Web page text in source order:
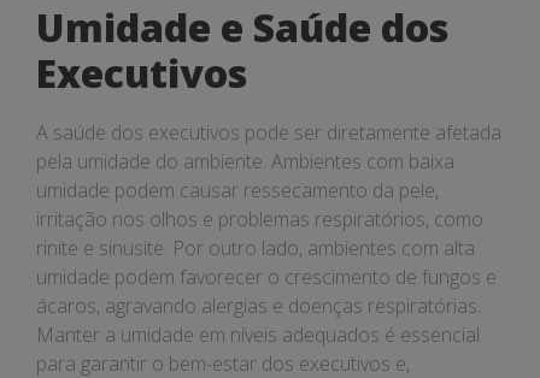
Umidade e Saúde dos
Executivos
A saúde dos executivos pode ser diretamente afetada
pela umidade do ambiente. Ambientes com baixa
umidade podem causar ressecamento da pele,
irritação nos olhos e problemas respiratórios, como
rinite e sinusite. Por outro lado, ambientes com alta
umidade podem favorecer o crescimento de fungos e
ácaros, agravando alergias e doenças respiratórias.
Manter a umidade em níveis adequados é essencial
para garantir o bem-estar dos executivos e,